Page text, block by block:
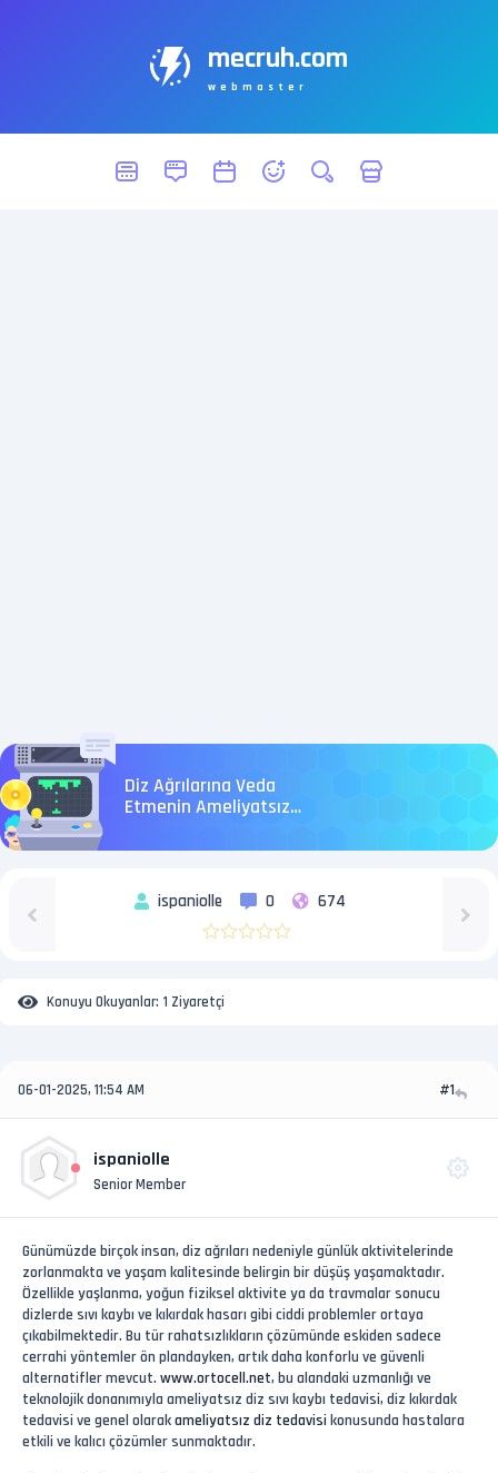
mecruh.com
webmaster
Diz Ağrılarına Veda
Etmenin Ameliyatsız
ispaniolle 0 674
Konuyu Okuyanlar: 1 Ziyaretçi
06-01-2025, 11:54 AM #1
ispaniolle
Senior Member
Günümüzde birçok insan, diz ağrıları nedeniyle günlük aktivitelerinde
zorlanmakta ve yaşam kalitesinde belirgin bir düşüş yaşamaktadır.
Özellikle yaşlanma, yoğun fiziksel aktivite ya da travmalar sonucu
dizlerde sıvı kaybı ve kıkırdak hasarı gibi ciddi problemler ortaya
çıkabilmektedir. Bu tür rahatsızlıkların çözümünde eskiden sadece
cerrahi yöntemler ön plandayken, artık daha konforlu ve güvenli
alternatifler mevcut. www.ortocell.net, bu alandaki uzmanlığı ve
teknolojik donanımıyla ameliyatsız diz sıvı kaybı tedavisi, diz kıkırdak
tedavisi ve genel olarakameliyatsız diz tedavisi konusunda hastalara
etkili ve kalıcı çözümler sunmaktadır.